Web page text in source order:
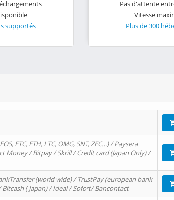
supportés
Pas d'attente
Vitesse
Plus de 300
ETC, ETH, LTC, OMG, SNT, ZEC…) / Paysera
Money / Bitpay / Skrill / Credit card (Japan Only) /
(world wide) / TrustPay (european bank
( Japan) / Ideal / Sofort/ Bancontact